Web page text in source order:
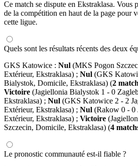
Ce match se dispute en Ekstraklasa. Vous
de la compétition en haut de la page pour
cette ligue.
Quels sont les résultats récents des deux
GKS Katowice : Nul (MKS Pogon
Extérieur, Ekstraklasa) ; Nul (GKS
Bialystok, Domicile, Ekstraklasa) (2
Victoire (Jagiellonia Bialystok 1 - 0
Ekstraklasa) ; Nul (GKS Katowice 2 - 2
Extérieur, Ekstraklasa) ; Nul (Rakow 0 - 0
Extérieur, Ekstraklasa) ; Victoire
Szczecin, Domicile, Ekstraklasa) (4
Le pronostic communauté est-il fiable ?